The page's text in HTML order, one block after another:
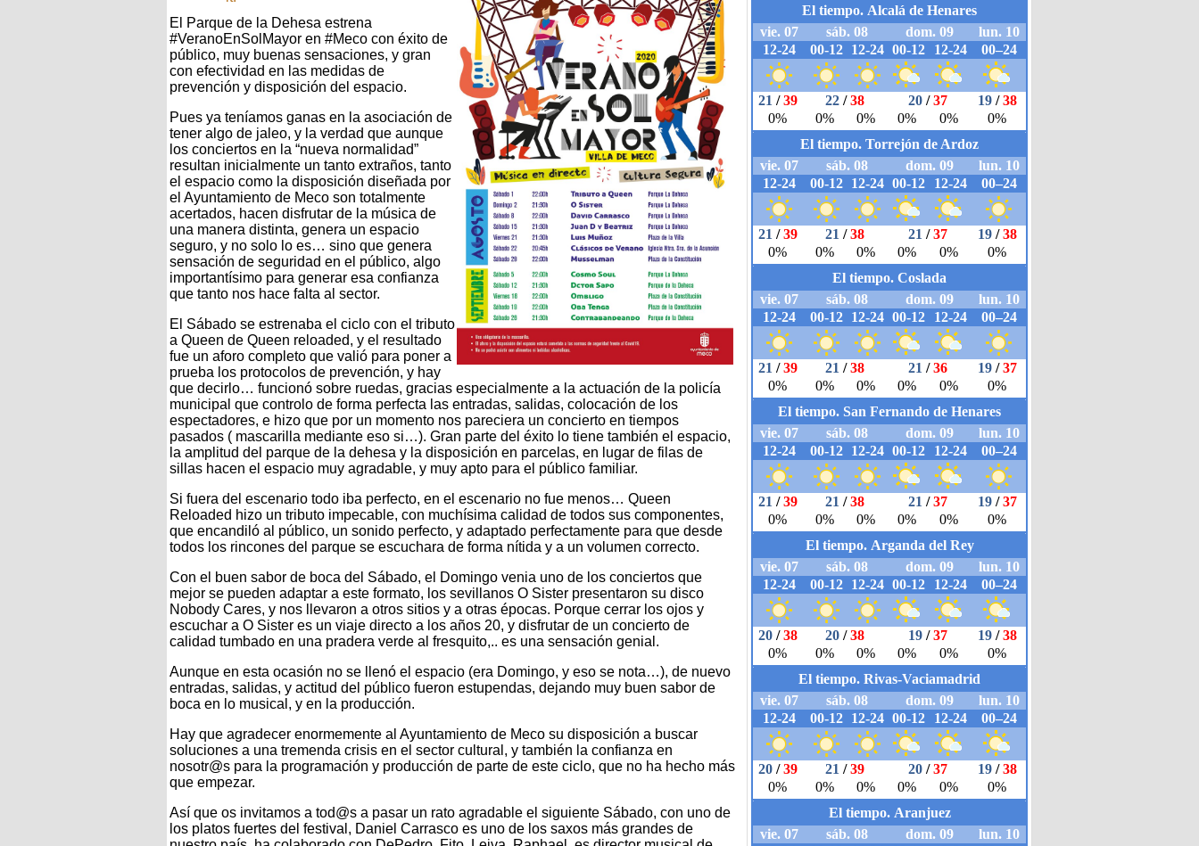
El Parque de la Dehesa estrena
#VeranoEnSolMayor en #Meco con éxito de
público, muy buenas sensaciones, y gran
con efectividad en las medidas de
prevención y disposición del espacio.
Pues ya teníamos ganas en la asociación de
tener algo de jaleo, y la verdad que aunque
los conciertos en la “nueva normalidad”
resultan inicialmente un tanto extraños, tanto
el espacio como la disposición diseñada por
el Ayuntamiento de Meco son totalmente
acertados, hacen disfrutar de la música de
una manera distinta, genera un espacio
seguro, y no solo lo es… sino que genera
sensación de seguridad en el público, algo
importantísimo para generar esa confianza
que tanto nos hace falta al sector.
El Sábado se estrenaba el ciclo con el tributo
a Queen de Queen reloaded, y el resultado
fue un aforo completo que valió para poner a
prueba los protocolos de prevención, y hay
que decirlo… funcionó sobre ruedas, gracias especialmente a la actuación de la policía
municipal que controlo de forma perfecta las entradas, salidas, colocación de los
espectadores, e hizo que por un momento nos pareciera un concierto en tiempos
pasados ( mascarilla mediante eso si…). Gran parte del éxito lo tiene también el espacio,
la amplitud del parque de la dehesa y la disposición en parcelas, en lugar de filas de
sillas hacen el espacio muy agradable, y muy apto para el público familiar.
Si fuera del escenario todo iba perfecto, en el escenario no fue menos… Queen
Reloaded hizo un tributo impecable, con muchísima calidad de todos sus componentes,
que encandiló al público, un sonido perfecto, y adaptado perfectamente para que desde
todos los rincones del parque se escuchara de forma nítida y a un volumen correcto.
Con el buen sabor de boca del Sábado, el Domingo venia uno de los conciertos que
mejor se pueden adaptar a este formato, los sevillanos O Sister presentaron su disco
Nobody Cares, y nos llevaron a otros sitios y a otras épocas. Porque cerrar los ojos y
escuchar a O Sister es un viaje directo a los años 20, y disfrutar de un concierto de
calidad tumbado en una pradera verde al fresquito,.. es una sensación genial.
Aunque en esta ocasión no se llenó el espacio (era Domingo, y eso se nota…), de nuevo
entradas, salidas, y actitud del público fueron estupendas, dejando muy buen sabor de
boca en lo musical, y en la producción.
Hay que agradecer enormemente al Ayuntamiento de Meco su disposición a buscar
soluciones a una tremenda crisis en el sector cultural, y también la confianza en
nosotr@s para la programación y producción de parte de este ciclo, que no ha hecho más
que empezar.
Así que os invitamos a tod@s a pasar un rato agradable el siguiente Sábado, con uno de
los platos fuertes del festival, Daniel Carrasco es uno de los saxos más grandes de